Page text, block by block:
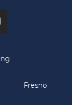
Fresno